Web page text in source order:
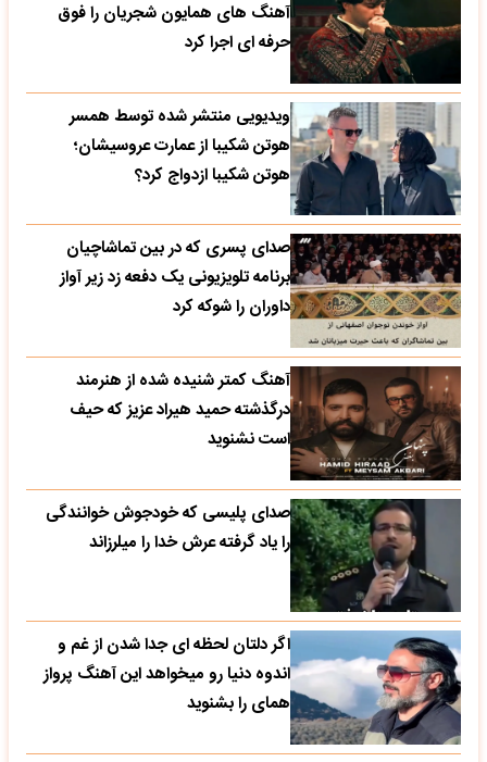
آهنگ های همایون شجریان را فوق
حرفه ای اجرا کرد
ویدیویی منتشر شده توسط همسر
هوتن شکیبا از عمارت عروسیشان؛
هوتن شکیبا ازدواج کرد؟
صدای پسری که در بین تماشاچیان
برنامه تلویزیونی یک دفعه زد زیر آواز
داوران را شوکه کرد
آهنگ کمتر شنیده شده از هنرمند
درگذشته حمید هیراد عزیز که حیف
است نشنوید
صدای پلیسی که خودجوش خوانندگی
را یاد گرفته عرش خدا را میلرزاند
اگر دلتان لحظه ای جدا شدن از غم و
اندوه دنیا رو میخواهد این آهنگ پرواز
همای را بشنوید